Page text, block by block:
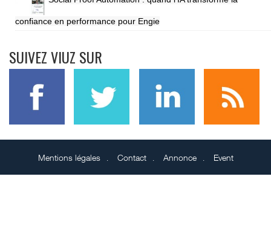
confiance en performance pour Engie
SUIVEZ VIUZ SUR
Mentions légales Contact Annonce Event